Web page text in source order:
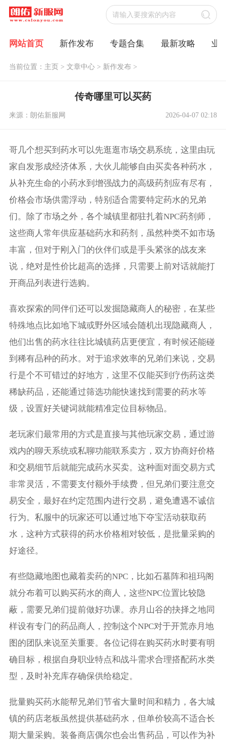
网站首页 新作发布 专题合集 最新攻略 业
当前位置： 主页> 文章中心> 新作发布>
传奇哪里可以买药
来源：朗佑新服网 2026-04-07 02:18
哥几个想买到药水可以先逛逛市场交易系统，这里由玩
家自发形成经济体系，大伙儿能够自由买卖各种药水，
从补充生命的小药水到增强战力的高级药剂应有尽有，
价格会市场供需浮动，特别适合需要特定药水的兄弟
们。除了市场之外，各个城镇里都驻扎着NPC药剂师，
这些商人常年供应基础药水和药剂，虽然种类不如市场
丰富，但对于刚入门的伙伴们或是手头紧张的战友来
说，绝对是性价比超高的选择，只需要上前对话就能打
开商品列表进行选购。
喜欢探索的同伴们还可以发掘隐藏商人的秘密，在某些
特殊地点比如地下城或野外区域会随机出现隐藏商人，
他们出售的药水往往比城镇药店更便宜，有时候还能碰
到稀有品种的药水。对于追求效率的兄弟们来说，交易
行是个不可错过的好地方，这里不仅能买到疗伤药这类
稀缺药品，还能通过筛选功能快速找到需要的药水等
级，设置好关键词就能精准定位目标物品。
老玩家们最常用的方式是直接与其他玩家交易，通过游
戏内的聊天系统或私聊功能联系卖方，双方协商好价格
和交易细节后就能完成药水买卖。这种面对面交易方式
非常灵活，不需要支付额外手续费，但兄弟们要注意交
易安全，最好在约定范围内进行交易，避免遭遇不诚信
行为。私服中的玩家还可以通过地下夺宝活动获取药
水，这种方式获得的药水价格相对较低，是批量采购的
好途径。
有些隐藏地图也藏着卖药的NPC，比如石墓阵和祖玛阁
就分布着可以购买药水的商人，这些NPC位置比较隐
蔽，需要兄弟们提前做好功课。赤月山谷的抉择之地同
样设有专门的药品商人，控制这个NPC对于开荒赤月地
图的团队来说至关重要。各位记得在购买药水时要有明
确目标，根据自身职业特点和战斗需求合理搭配药水类
型，及时补充库存确保供给稳定。
批量购买药水能帮兄弟们节省大量时间和精力，各大城
镇的药店老板虽然提供基础药水，但单价较高不适合长
期大量采购。装备商店偶尔也会出售药品，可以作为补